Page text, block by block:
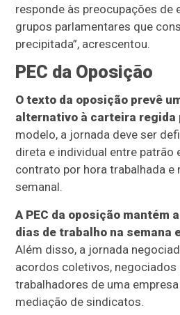
responde às preocupações de
grupos parlamentares que
precipitada”, acrescentou.
PEC da Oposição
O texto da oposição prevê
alternativo à carteira regida
modelo, a jornada deve ser
direta e individual entre patrão
contrato por hora trabalhada e
semanal.
A PEC da oposição mantém
dias de trabalho na semana
Além disso, a jornada
acordos coletivos,
trabalhadores de uma
mediação de sindicatos.